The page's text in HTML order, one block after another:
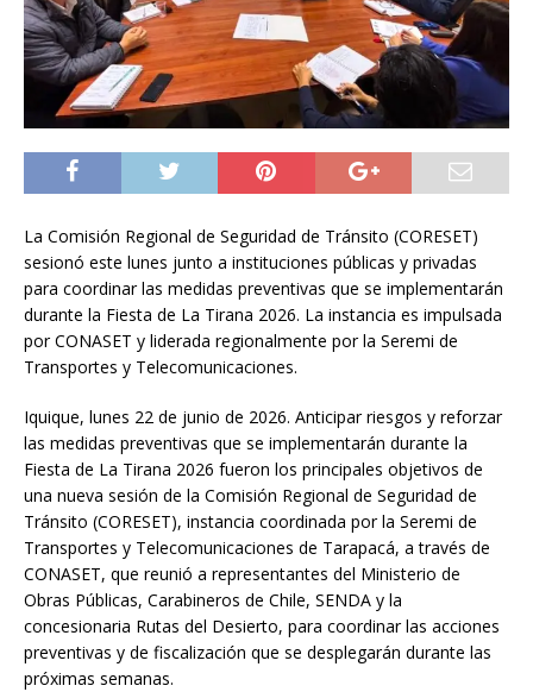
La Comisión Regional de Seguridad de Tránsito (CORESET)
sesionó este lunes junto a instituciones públicas y privadas
para coordinar las medidas preventivas que se implementarán
durante la Fiesta de La Tirana 2026. La instancia es impulsada
por CONASET y liderada regionalmente por la Seremi de
Transportes y Telecomunicaciones.
Iquique, lunes 22 de junio de 2026. Anticipar riesgos y reforzar
las medidas preventivas que se implementarán durante la
Fiesta de La Tirana 2026 fueron los principales objetivos de
una nueva sesión de la Comisión Regional de Seguridad de
Tránsito (CORESET), instancia coordinada por la Seremi de
Transportes y Telecomunicaciones de Tarapacá, a través de
CONASET, que reunió a representantes del Ministerio de
Obras Públicas, Carabineros de Chile, SENDA y la
concesionaria Rutas del Desierto, para coordinar las acciones
preventivas y de fiscalización que se desplegarán durante las
próximas semanas.